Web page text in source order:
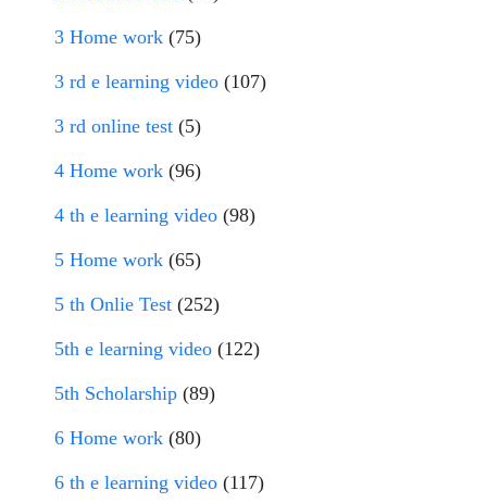
3 Home work (75)
3 rd e learning video (107)
3 rd online test (5)
4 Home work (96)
4 th e learning video (98)
5 Home work (65)
5 th Onlie Test (252)
5th e learning video (122)
5th Scholarship (89)
6 Home work (80)
6 th e learning video (117)